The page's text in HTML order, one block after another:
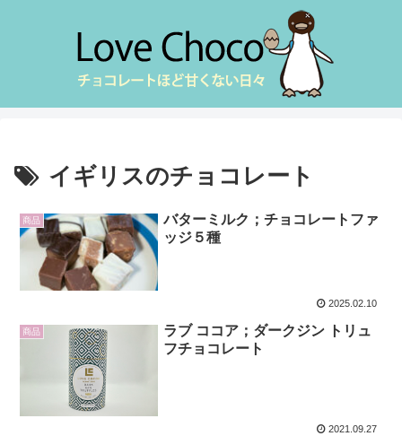
イギリスのチョコレート
商品
バターミルク；チョコレートファ
ッジ５種
2025.02.10
商品
ラブ ココア；ダークジン トリュ
フチョコレート
2021.09.27